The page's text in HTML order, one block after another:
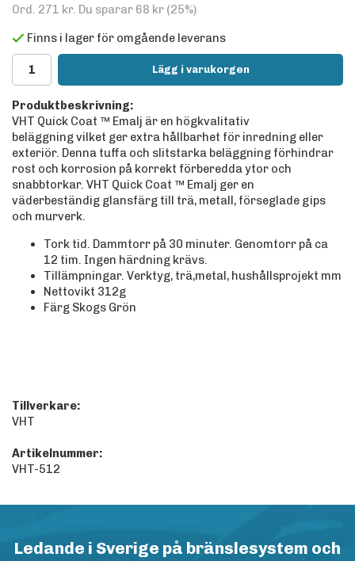
Ord. 271 kr. Du sparar 68 kr (25%)
Finns i lager för omgående leverans
Lägg i varukorgen
Produktbeskrivning:
VHT Quick Coat ™ Emalj är en högkvalitativ
beläggning vilket ger extra hållbarhet för inredning eller
exteriör. Denna tuffa och slitstarka beläggning förhindrar
rost och korrosion på korrekt förberedda ytor och
snabbtorkar. VHT Quick Coat ™ Emalj ger en
väderbeständig glansfärg till trä, metall, förseglade gips
och murverk.
Tork tid. Dammtorr på 30 minuter. Genomtorr på ca
12 tim. Ingen härdning krävs.
Tillämpningar. Verktyg, trä,metal, hushållsprojekt mm
Nettovikt 312g
Färg Skogs Grön
Tillverkare:
VHT
Artikelnummer:
VHT-512
Ledande i Sverige på bränslesystem och